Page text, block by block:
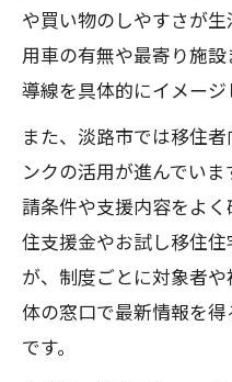
や買い物のしやすさが
用車の有無や最寄り施
導線を具体的にイメージ
また、淡路市では移住
ンクの活用が進んでい
請条件や支援内容をよ
住支援金やお試し移住
が、制度ごとに対象者
体の窓口で最新情報を
です。